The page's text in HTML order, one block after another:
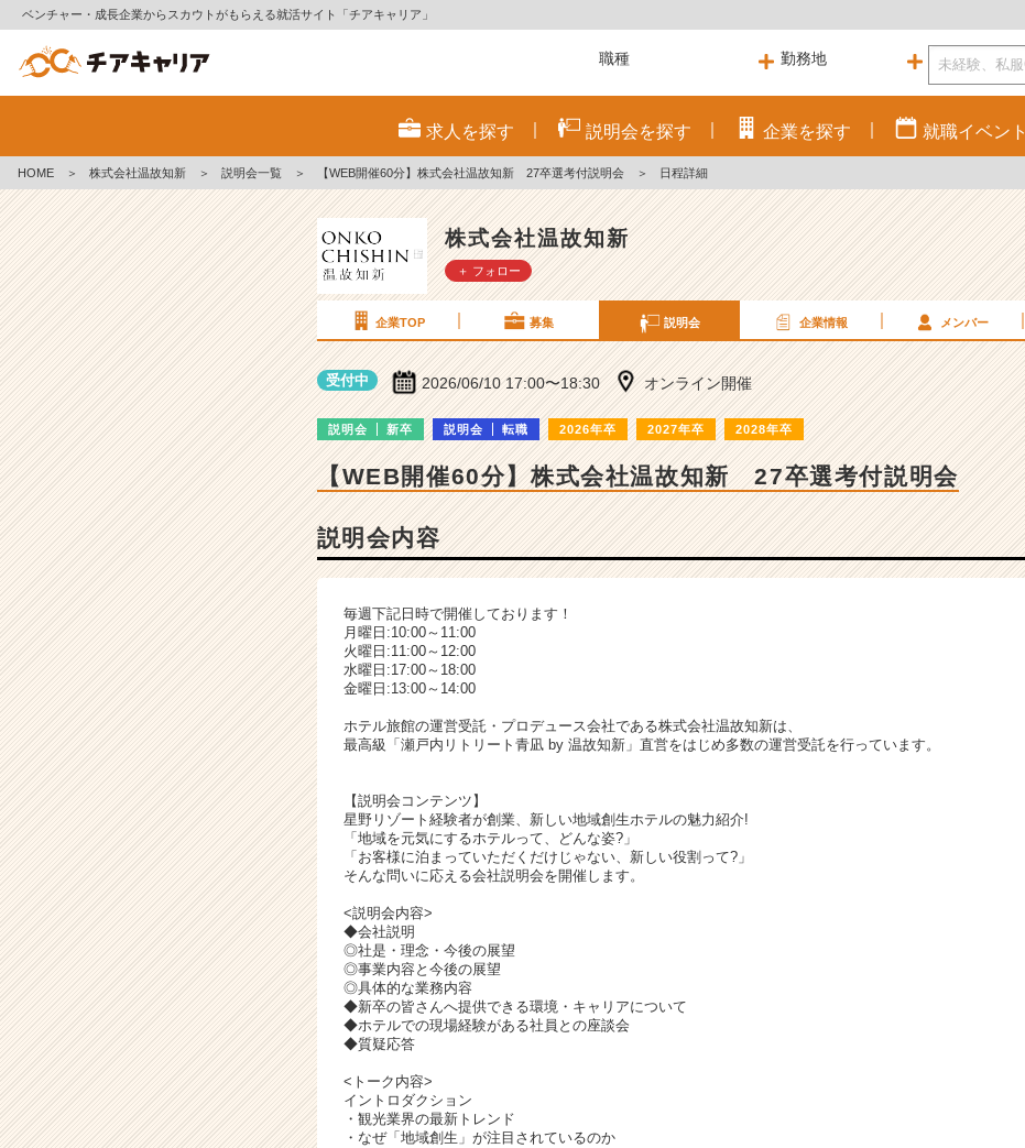
ベンチャー・成長企業からスカウトがもらえる就活サイト「チアキャリア」
社
温
求人を探す 説明会を探す 企業を探す 就職イベント
HOME ＞ 株式会社温故知新 ＞ 説明会一覧 ＞ 【WEB開催60分】株式会社温故知新 27卒選考付説明会 ＞ 日程詳細
株式会社温故知新
＋ フォロー
企業TOP 募集 説明会 企業情報 メンバー
受付中 2026/06/10 17:00〜18:30 オンライン開催
説明会 新卒 説明会 転職 2026年卒 2027年卒 2028年卒
【WEB開催60分】株式会社温故知新 27卒選考付説明会
説明会内容
毎週下記日時で開催しております！
月曜日:10:00～11:00
火曜日:11:00～12:00
水曜日:17:00～18:00
金曜日:13:00～14:00
ホテル旅館の運営受託・プロデュース会社である株式会社温故知新は、
最高級「瀬戸内リトリート青凪 by 温故知新」直営をはじめ多数の運営受託を行っています。
【説明会コンテンツ】
星野リゾート経験者が創業、新しい地域創生ホテルの魅力紹介!
「地域を元気にするホテルって、どんな姿?」
「お客様に泊まっていただくだけじゃない、新しい役割って?」
そんな問いに応える会社説明会を開催します。
<説明会内容>
◆会社説明
◎社是・理念・今後の展望
◎事業内容と今後の展望
◎具体的な業務内容
◆新卒の皆さんへ提供できる環境・キャリアについて
◆ホテルでの現場経験がある社員との座談会
◆質疑応答
<トーク内容>
イントロダクション
・観光業界の最新トレンド
・なぜ「地域創生」が注目されているのか